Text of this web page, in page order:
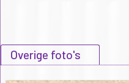
Overige foto's